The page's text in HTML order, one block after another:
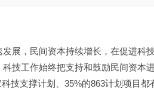
展，民间资本持续增长，在促进科
技工作始终把支持和鼓励民间资本
技支撑计划、35%的863计划项目